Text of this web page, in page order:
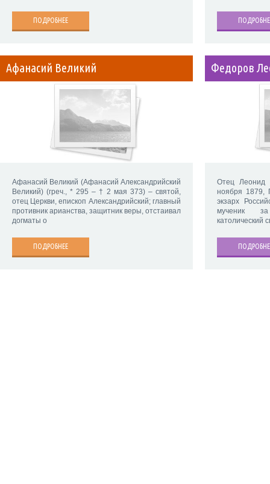
ПОДРОБНЕЕ
Афанасий Великий
Афанасий Великий (Афанасий Александрийский
Великий) (греч., * 295 – † 2 мая 373) – святой,
отец Церкви, епископ Александрийский; главный
противник арианства, защитник веры, отстаивал
догматы о
ПОДРОБНЕЕ
Федоров
Отец Леонид
ноября 1879,
экзарх
мученик за
католический